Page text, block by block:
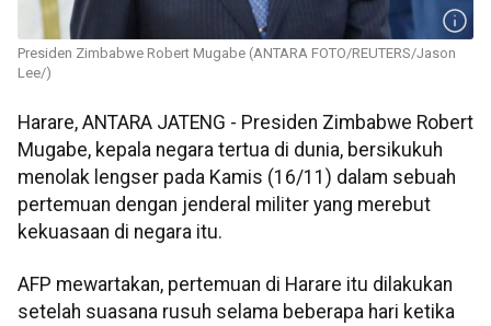
Presiden Zimbabwe Robert Mugabe (ANTARA FOTO/REUTERS/Jason
Lee/)
Harare, ANTARA JATENG - Presiden Zimbabwe Robert
Mugabe, kepala negara tertua di dunia, bersikukuh
menolak lengser pada Kamis (16/11) dalam sebuah
pertemuan dengan jenderal militer yang merebut
kekuasaan di negara itu.
AFP mewartakan, pertemuan di Harare itu dilakukan
setelah suasana rusuh selama beberapa hari ketika